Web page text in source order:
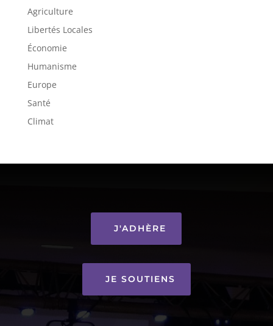
Agriculture
Libertés Locales
Économie
Humanisme
Europe
Santé
Climat
J'ADHÈRE
JE SOUTIENS